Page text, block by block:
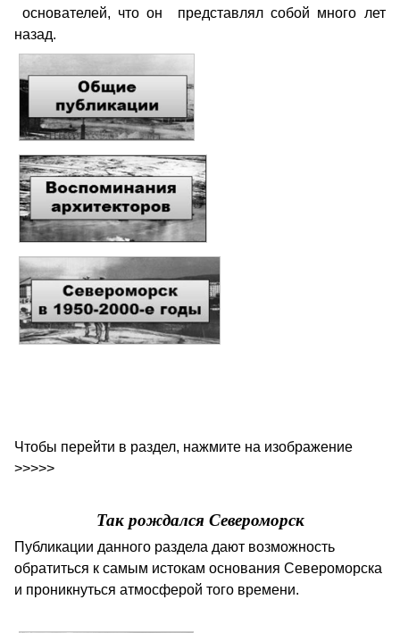
основателей, что он представлял собой много лет
назад.
Чтобы перейти в раздел, нажмите на изображение
>>>>>
Так рождался Североморск
Публикации данного раздела дают возможность
обратиться к самым истокам основания Североморска
и проникнуться атмосферой того времени.